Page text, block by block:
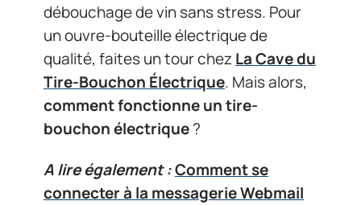
débouchage de vin sans stress. Pour
un ouvre-bouteille électrique de
qualité, faites un tour chez La Cave du
Tire-Bouchon Électrique. Mais alors,
comment fonctionne un tire-
bouchon électrique?
A lire également :Comment se
connecter à la messagerie Webmail